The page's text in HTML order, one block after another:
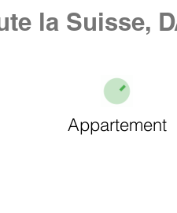
la Suisse,
Appartement